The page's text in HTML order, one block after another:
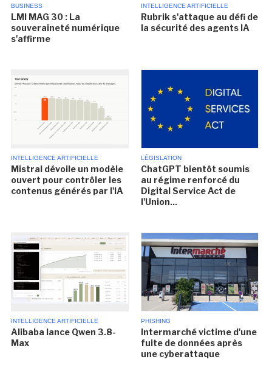
BUSINESS
LMI MAG 30 : La
souveraineté numérique
s'affirme
INTELLIGENCE ARTIFICIELLE
Rubrik s'attaque au défi de
la sécurité des agents IA
INTELLIGENCE ARTIFICIELLE
Mistral dévoile un modèle
ouvert pour contrôler les
contenus générés par l'IA
LÉGISLATION
ChatGPT bientôt soumis
au régime renforcé du
Digital Service Act de
l'Union...
INTELLIGENCE ARTIFICIELLE
Alibaba lance Qwen 3.8-
Max
PHISHING
Intermarché victime d'une
fuite de données après
une cyberattaque